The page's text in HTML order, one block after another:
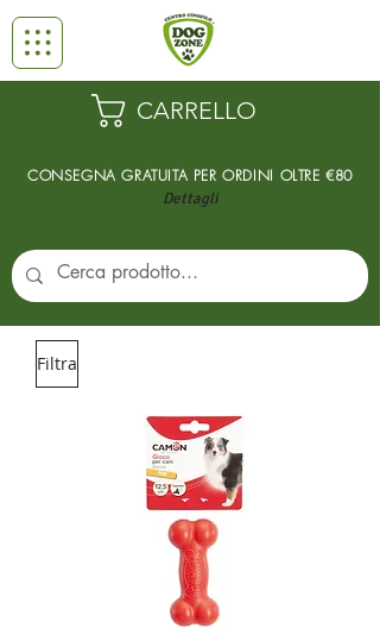
CARRELLO
CONSEGNA GRATUITA PER ORDINI OLTRE €80
Dettagli
Filtra